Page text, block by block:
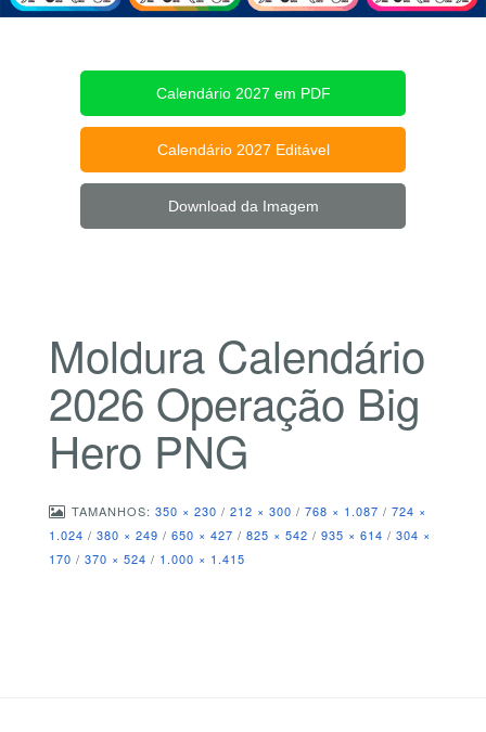
Calendário 2027 em PDF
Calendário 2027 Editável
Download da Imagem
Moldura Calendário
2026 Operação Big
Hero PNG
TAMANHOS: 350 × 230 / 212 × 300 / 768 × 1.087 / 724 ×
1.024 / 380 × 249 / 650 × 427 / 825 × 542 / 935 × 614 / 304 ×
170 / 370 × 524 / 1.000 × 1.415